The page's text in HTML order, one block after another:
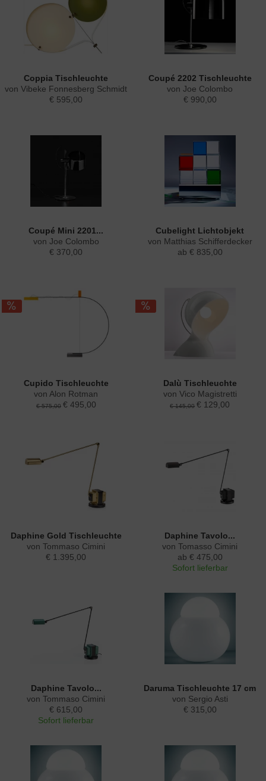
Coppia Tischleuchte
von Vibeke Fonnesberg Schmidt
€ 595,00
Coupé 2202 Tischleuchte
von Joe Colombo
€ 990,00
Coupé Mini 2201...
von Joe Colombo
€ 370,00
Cubelight Lichtobjekt
von Matthias Schifferdecker
ab € 835,00
Cupido Tischleuchte
von Alon Rotman
€ 575,00 € 495,00
Dalù Tischleuchte
von Vico Magistretti
€ 145,00 € 129,00
Daphine Gold Tischleuchte
von Tommaso Cimini
€ 1.395,00
Daphine Tavolo...
von Tomasso Cimini
ab € 475,00
Sofort lieferbar
Daphine Tavolo...
von Tommaso Cimini
€ 615,00
Sofort lieferbar
Daruma Tischleuchte 17 cm
von Sergio Asti
€ 315,00